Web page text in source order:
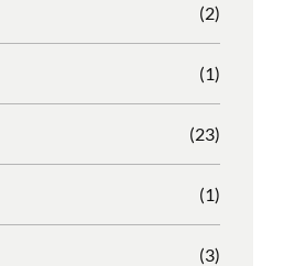
(2)
(1)
(23)
(1)
(3)